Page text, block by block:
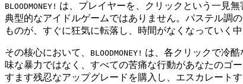
BLOODMONEY! は、プレイヤーを、クリックという一見
典型的なアイドルゲームではありません。パステル調
ものが、すぐに狂気に転落し、時間がなくなっていく
その核心において、 BLOODMONEY! は、各クリックで冷
味な暴力ではなく、すべての苦痛な行動があなたのゴ
すます残忍なアップグレードを購入し、エスカレート